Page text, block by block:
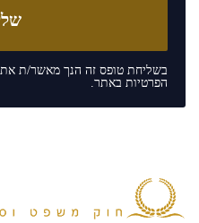
בשליחת טופס זה הנך מאשר/ת את
הפרטיות באתר.